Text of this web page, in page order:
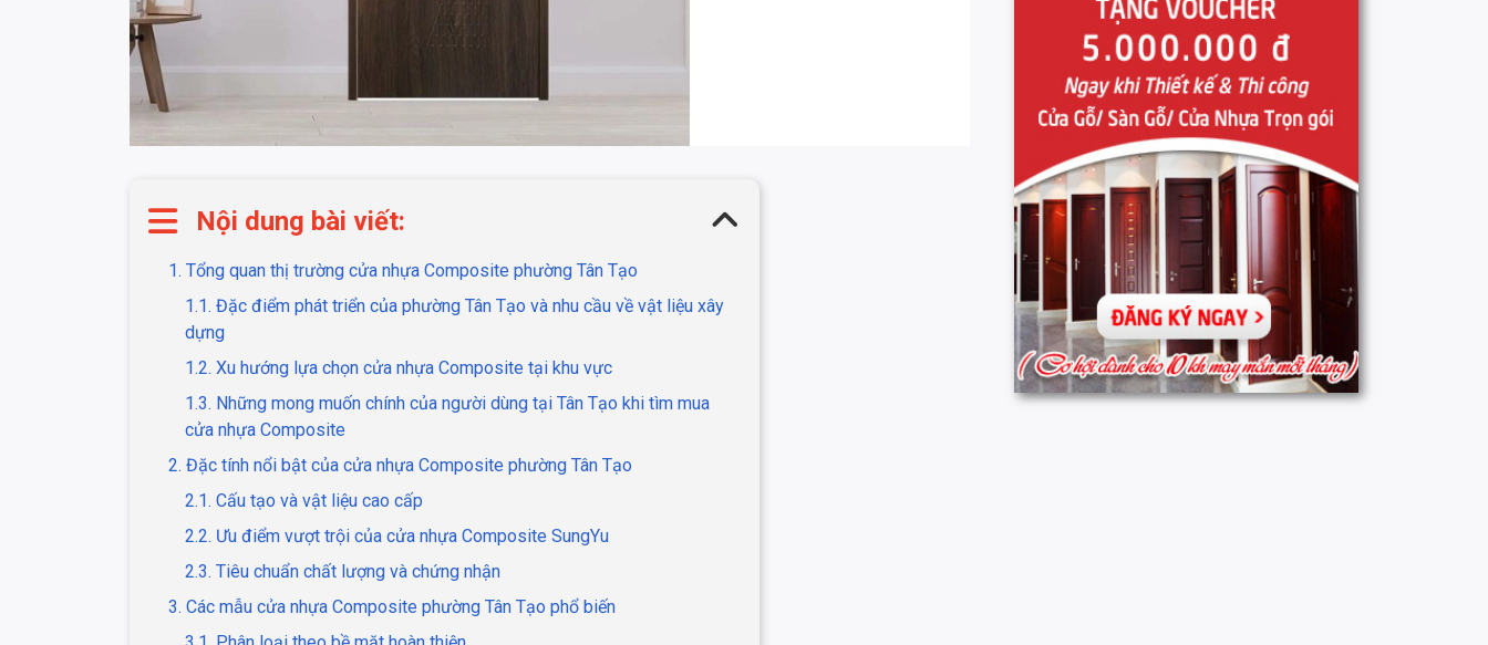
Nội dung bài viết:
1. Tổng quan thị trường cửa nhựa Composite phường Tân Tạo
1.1. Đặc điểm phát triển của phường Tân Tạo và nhu cầu về vật liệu xây
dựng
1.2. Xu hướng lựa chọn cửa nhựa Composite tại khu vực
1.3. Những mong muốn chính của người dùng tại Tân Tạo khi tìm mua
cửa nhựa Composite
2. Đặc tính nổi bật của cửa nhựa Composite phường Tân Tạo
2.1. Cấu tạo và vật liệu cao cấp
2.2. Ưu điểm vượt trội của cửa nhựa Composite SungYu
2.3. Tiêu chuẩn chất lượng và chứng nhận
3. Các mẫu cửa nhựa Composite phường Tân Tạo phổ biến